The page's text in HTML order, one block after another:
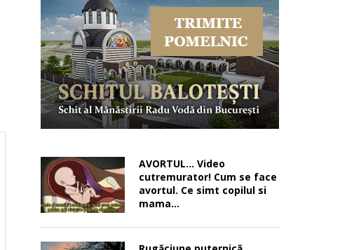
AVORTUL… Video
cutremurator! Cum se face
avortul. Ce simt copilul si
mama…